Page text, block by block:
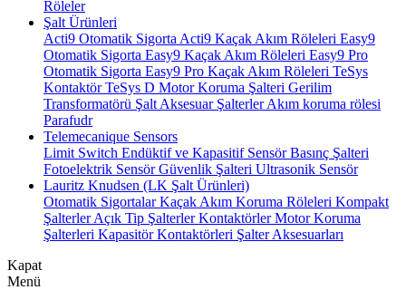
Röleler
Şalt Ürünleri
Acti9 Otomatik Sigorta Acti9 Kaçak Akım Röleleri Easy9
Otomatik Sigorta Easy9 Kaçak Akım Röleleri Easy9 Pro
Otomatik Sigorta Easy9 Pro Kaçak Akım Röleleri TeSys
KontaktörTeSys D Motor Koruma Şalteri Gerilim
Transformatörü Şalt Aksesuar ŞalterlerAkım koruma rölesi
Parafudr
Telemecanique Sensors
Limit Switch Endüktif ve Kapasitif SensörBasınç Şalteri
Fotoelektrik SensörGüvenlik Şalteri Ultrasonik Sensör
Lauritz Knudsen (LK Şalt Ürünleri)
Otomatik SigortalarKaçak Akım Koruma Röleleri Kompakt
ŞalterlerAçık Tip ŞalterlerKontaktörlerMotor Koruma
Şalterleri Kapasitör Kontaktörleri Şalter Aksesuarları
Kapat
Menü